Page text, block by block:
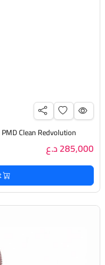
PMD Clean Redvolution اداة ازالة الاوساخ و الزيوت من داخل المسام
285,000 د.ع
productList.addToCart